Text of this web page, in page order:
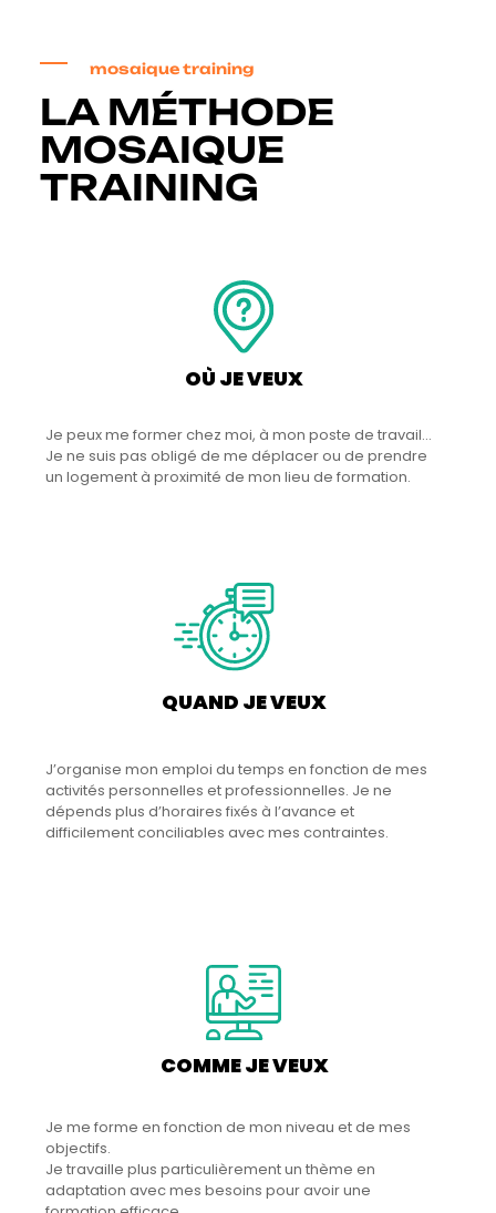
mosaique training
LA MÉTHODE
MOSAIQUE
TRAINING
OÙ JE VEUX
Je peux me former chez moi, à mon poste de travail...
Je ne suis pas obligé de me déplacer ou de prendre
un logement à proximité de mon lieu de formation.
QUAND JE VEUX
J’organise mon emploi du temps en fonction de mes
activités personnelles et professionnelles. Je ne
dépends plus d’horaires fixés à l’avance et
difficilement conciliables avec mes contraintes.
COMME JE VEUX
Je me forme en fonction de mon niveau et de mes
objectifs.
Je travaille plus particulièrement un thème en
adaptation avec mes besoins pour avoir une